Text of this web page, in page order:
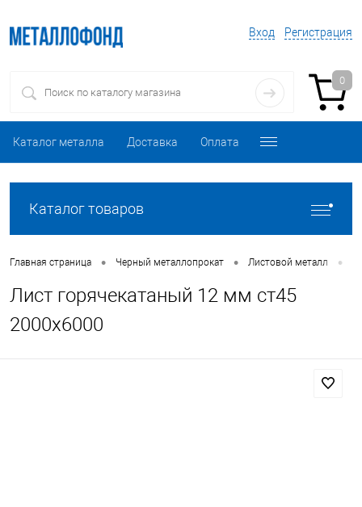
Вход Регистрация
0
Каталог металла Доставка Оплата
Каталог товаров
Главная страница • Черный металлопрокат • Листовой металл •
Лист горячекатаный 12 мм ст45
2000х6000